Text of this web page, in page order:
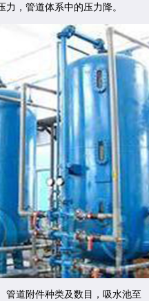
，管道体系中的压力降。
管道附件种类及数目，吸水池至